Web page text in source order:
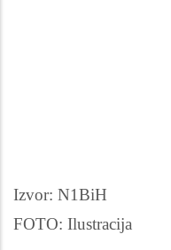
Izvor: N1BiH
FOTO: Ilustracija